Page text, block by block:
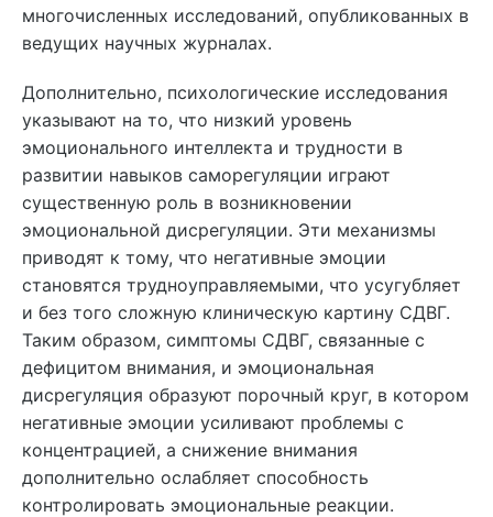
многочисленных исследований, опубликованных в
ведущих научных журналах.
Дополнительно, психологические исследования
указывают на то, что низкий уровень
эмоционального интеллекта и трудности в
развитии навыков саморегуляции играют
существенную роль в возникновении
эмоциональной дисрегуляции. Эти механизмы
приводят к тому, что негативные эмоции
становятся трудноуправляемыми, что усугубляет
и без того сложную клиническую картину СДВГ.
Таким образом, симптомы СДВГ, связанные с
дефицитом внимания, и эмоциональная
дисрегуляция образуют порочный круг, в котором
негативные эмоции усиливают проблемы с
концентрацией, а снижение внимания
дополнительно ослабляет способность
контролировать эмоциональные реакции.